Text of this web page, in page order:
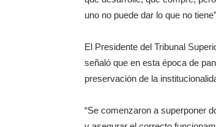
uno no puede dar lo que no
El Presidente del Tribunal
señaló que en esta época de
preservación de la
“Se comenzaron a superponer